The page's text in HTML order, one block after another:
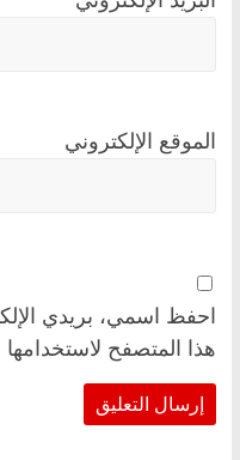
الموقع الإلكتروني
احفظ اسمي، بريدي
هذا المتصفح